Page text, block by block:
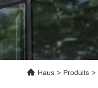
Haus > Produits >